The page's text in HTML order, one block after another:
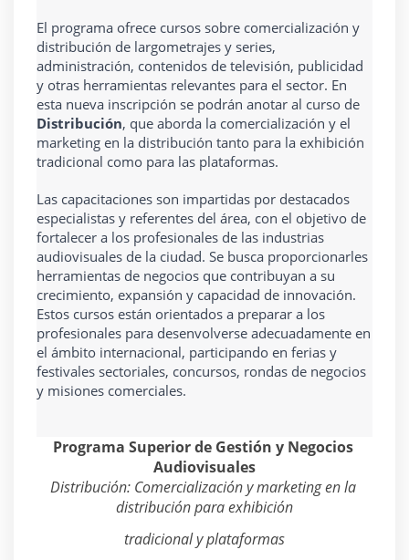
El programa ofrece cursos sobre comercialización y
distribución de largometrajes y series,
administración, contenidos de televisión, publicidad
y otras herramientas relevantes para el sector. En
Distribución, que aborda la comercialización y el
marketing en la distribución tanto para la exhibición
tradicional como para las plataformas.
Las capacitaciones son impartidas por destacados
especialistas y referentes del área, con el objetivo de
fortalecer a los profesionales de las industrias
audiovisuales de la ciudad. Se busca proporcionarles
herramientas de negocios que contribuyan a su
crecimiento, expansión y capacidad de innovación.
Estos cursos están orientados a preparar a los
profesionales para desenvolverse adecuadamente en
el ámbito internacional, participando en ferias y
festivales sectoriales, concursos, rondas de negocios
y misiones comerciales.
Programa Superior de Gestión y Negocios
Audiovisuales
Distribución: Comercialización y marketing en la
distribución para exhibición
tradicional y plataformas